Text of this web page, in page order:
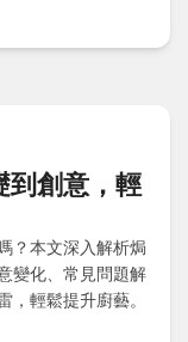
到創意，輕
？本文深入解析焗
變化、常見問題解
輕鬆提升廚藝。